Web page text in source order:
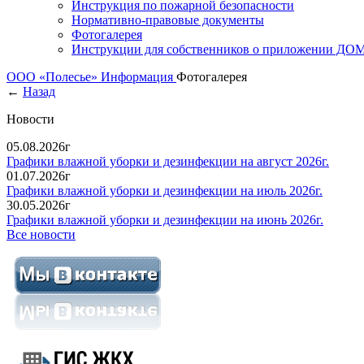
Инструкция по пожарной безопасности
Нормативно-правовые документы
Фотогалерея
Инструкции для собственников о приложении
ООО «Полесье» Информация Фотогалерея
← Назад
Новости
05.08.2026г
Графики влажной уборки и дезинфекции на август 2026г.
01.07.2026г
Графики влажной уборки и дезинфекции на июль 2026г.
30.05.2026г
Графики влажной уборки и дезинфекции на июнь 2026г.
Все новости